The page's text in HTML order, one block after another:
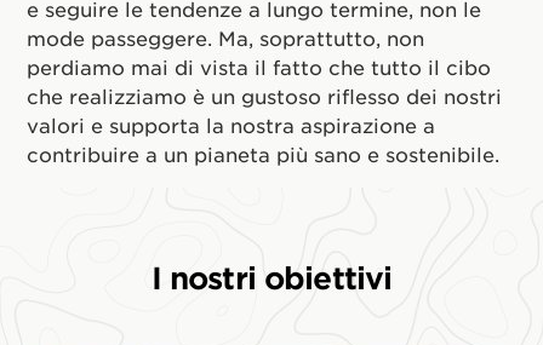
e seguire le tendenze a lungo termine, non le
mode passeggere. Ma, soprattutto, non
perdiamo mai di vista il fatto che tutto il cibo
che realizziamo è un gustoso riflesso dei nostri
valori e supporta la nostra aspirazione a
contribuire a un pianeta più sano e sostenibile.
I nostri obiettivi